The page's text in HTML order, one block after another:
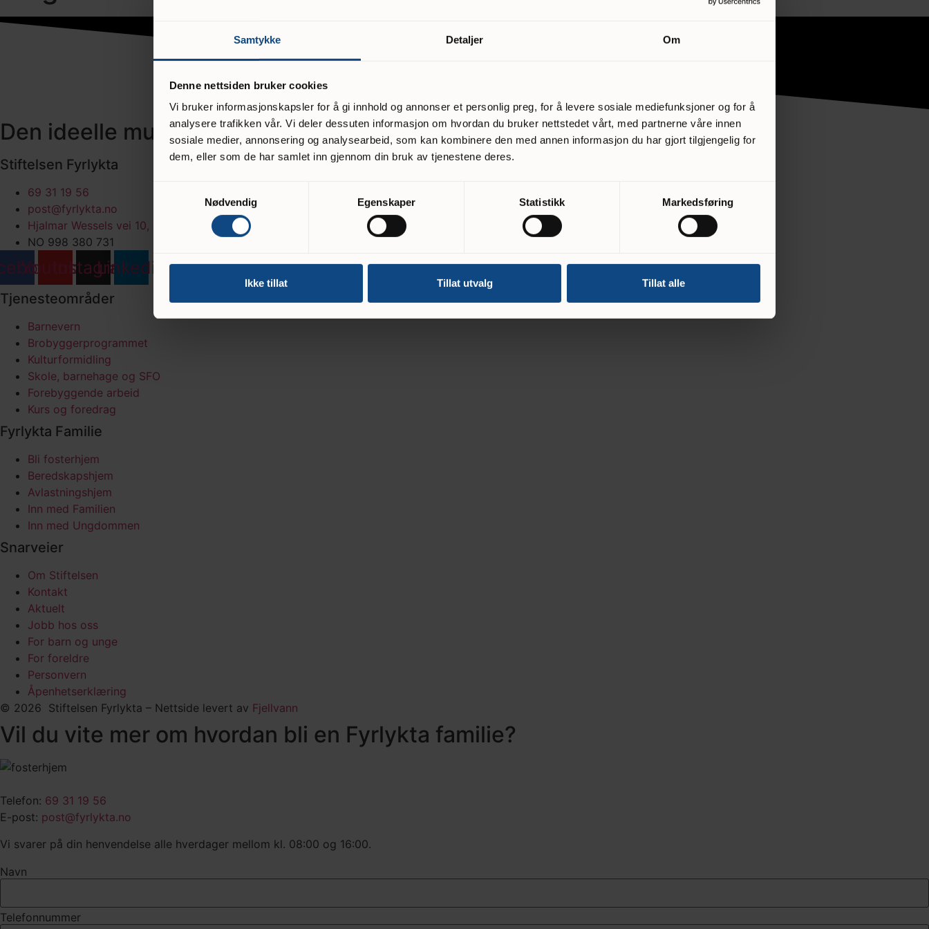
Samtykke Detaljer Om
Denne nettsiden bruker cookies
Vi bruker informasjonskapsler for å gi innhold og annonser et personlig preg, for å levere sosiale mediefunksjoner og for å
analysere trafikken vår. Vi deler dessuten informasjon om hvordan du bruker nettstedet vårt, med partnerne våre innen
sosiale medier, annonsering og analysearbeid, som kan kombinere den med annen informasjon du har gjort tilgjengelig for
dem, eller som de har samlet inn gjennom din bruk av tjenestene deres.
Nødvendig
Egenskaper Statistikk Markedsføring
Ikke tillat Tillat utvalg Tillat alle
Den ideelle mulighet for barn og familier
Stiftelsen Fyrlykta
69 31 19 56
post@fyrlykta.no
Hjalmar Wessels vei 10, 1721 Sarpsborg
NO 998 380 731
YoutubeInstagram
Linkedin
Tjenesteområder
Barnevern
Brobyggerprogrammet
Kulturformidling
Skole, barnehage og SFO
Forebyggende arbeid
Kurs og foredrag
Fyrlykta Familie
Bli fosterhjem
Beredskapshjem
Avlastningshjem
Inn med Familien
Inn med Ungdommen
Snarveier
Om Stiftelsen
Kontakt
Aktuelt
Jobb hos oss
For barn og unge
For foreldre
Personvern
Åpenhetserklæring
© 2026 Stiftelsen Fyrlykta – Nettside levert av Fjellvann
Vil du vite mer om hvordan bli en Fyrlykta familie?
Telefon: 69 31 19 56
E-post: post@fyrlykta.no
Vi svarer på din henvendelse alle hverdager mellom kl. 08:00 og 16:00.
Navn
Telefonnummer